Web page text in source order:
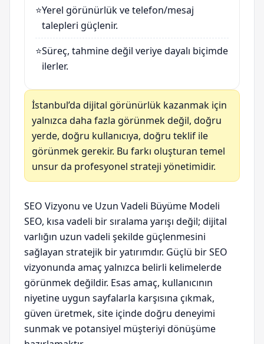
⭐Yerel görünürlük ve telefon/mesaj
talepleri güçlenir.
⭐Süreç, tahmine değil veriye dayalı biçimde
ilerler.
İstanbul’da dijital görünürlük kazanmak için
yalnızca daha fazla görünmek değil, doğru
yerde, doğru kullanıcıya, doğru teklif ile
görünmek gerekir. Bu farkı oluşturan temel
unsur da profesyonel strateji yönetimidir.
SEO Vizyonu ve Uzun Vadeli Büyüme Modeli
SEO, kısa vadeli bir sıralama yarışı değil; dijital
varlığın uzun vadeli şekilde güçlenmesini
sağlayan stratejik bir yatırımdır. Güçlü bir SEO
vizyonunda amaç yalnızca belirli kelimelerde
görünmek değildir. Esas amaç, kullanıcının
niyetine uygun sayfalarla karşısına çıkmak,
güven üretmek, site içinde doğru deneyimi
sunmak ve potansiyel müşteriyi dönüşüme